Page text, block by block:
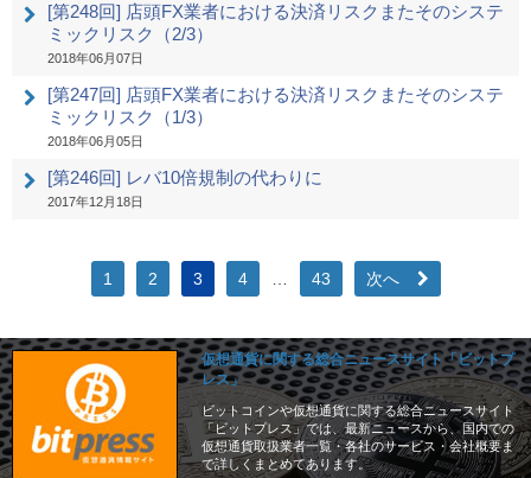
[第248回] 店頭FX業者における決済リスクまたそのシステ
ミックリスク（2/3）
2018年06月07日
[第247回] 店頭FX業者における決済リスクまたそのシステ
ミックリスク（1/3）
2018年06月05日
[第246回] レバ10倍規制の代わりに
2017年12月18日
1 2 3 4 43 次へ
仮想通貨に関する総合ニュースサイト「ビットプ
レス」
ビットコインや仮想通貨に関する総合ニュースサイト
「ビットプレス」では、最新ニュースから、国内での
仮想通貨取扱業者一覧・各社のサービス・会社概要ま
で詳しくまとめてあります。